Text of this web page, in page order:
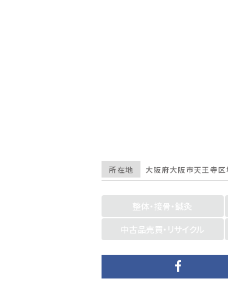
所在地 大阪府大阪市天王寺区
整体・接骨・鍼灸
中古品売買・リサイクル